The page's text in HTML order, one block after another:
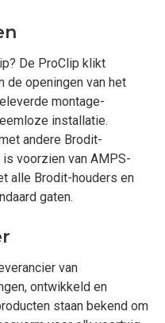
De ProClip klikt
de openingen van het
montage-
installatie.
andere Brodit-
voorzien van AMPS-
alle Brodit-houders en
gaten.
van
ontwikkeld en
staan bekend om